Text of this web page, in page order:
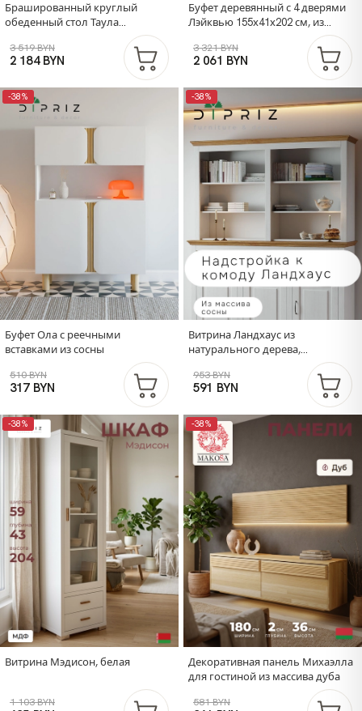
Брашированный круглый
обеденный стол Таула
140х140х74 см из массива дуба,
белый
3 519 BYN
2 184 BYN
Буфет деревянный с 4 дверями
Лэйквью 155х41х202 см, из
3 321 BYN
2 061 BYN
-38%
Буфет Ола с реечными
вставками из сосны
510 BYN
317 BYN
-38%
Витрина Ландхаус из
натурального дерева,
953 BYN
591 BYN
-38%
Витрина Мэдисон, белая
1 103 BYN
-38%
Декоративная панель Михаэлла
для гостиной из массива дуба
581 BYN